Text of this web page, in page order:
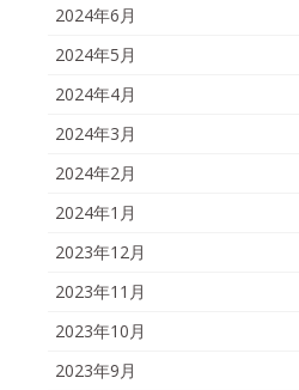
2024年6月
2024年5月
2024年4月
2024年3月
2024年2月
2024年1月
2023年12月
2023年11月
2023年10月
2023年9月